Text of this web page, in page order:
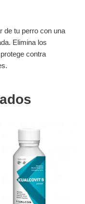
de tu perro con una
Elimina los
contra